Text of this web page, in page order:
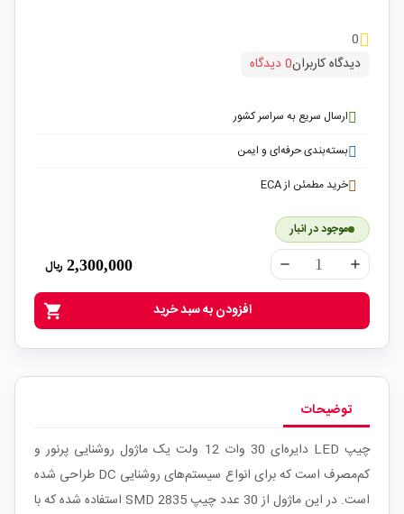
0
دیدگاه کاربران0 دیدگاه
ارسال سریع به سراسر کشور
بسته‌بندی حرفه‌ای و ایمن
خرید مطمئن از ECA
موجود در انبار
remove add
2,300,000 ریال
shopping_cart افزودن به سبد خرید
توضیحات
چیپ LED دایره‌ای 30 وات 12 ولت یک ماژول روشنایی پرنور و
کم‌مصرف است که برای انواع سیستم‌های روشنایی DC طراحی شده
است. در این ماژول از 30 عدد چیپ SMD 2835 استفاده شده که با